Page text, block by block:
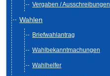
Vergaben / Ausschreibungen
Wahlen
Briefwahlantrag
Wahlbekanntmachungen
Wahlhelfer